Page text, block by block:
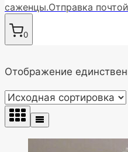
саженцы.Отправка
0
Отображение